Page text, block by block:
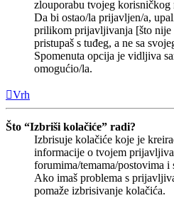
zlouporabu tvojeg korisničkog
Da bi ostao/la prijavljen/a,
prilikom prijavljivanja [što
pristupaš s tuđeg, a ne sa
Spomenuta opcija je vidljiva
omogućio/la.
Vrh
Što “Izbriši kolačiće” radi?
Izbrisuje kolačiće koje je
informacije o tvojem
forumima/temama/postovima i
Ako imaš problema s
pomaže izbrisivanje kolačića.